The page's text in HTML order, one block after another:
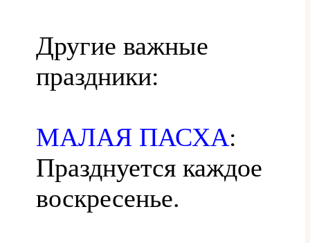
Другие важные
праздники:
МАЛАЯ ПАСХА:
Празднуется каждое
воскресенье.